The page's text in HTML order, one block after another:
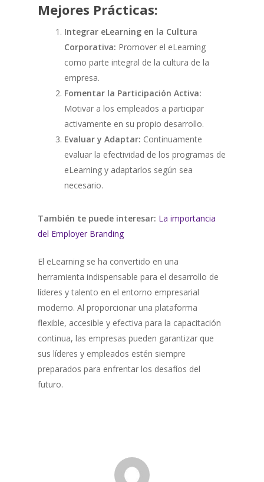
Mejores Prácticas:
Integrar eLearning en la Cultura
Corporativa: Promover el eLearning
como parte integral de la cultura de la
empresa.
Fomentar la Participación Activa:
Motivar a los empleados a participar
activamente en su propio desarrollo.
Evaluar y Adaptar: Continuamente
evaluar la efectividad de los programas de
eLearning y adaptarlos según sea
necesario.
También te puede interesar: La importancia
del Employer Branding
El eLearning se ha convertido en una
herramienta indispensable para el desarrollo de
líderes y talento en el entorno empresarial
moderno. Al proporcionar una plataforma
flexible, accesible y efectiva para la capacitación
continua, las empresas pueden garantizar que
sus líderes y empleados estén siempre
preparados para enfrentar los desafíos del
futuro.